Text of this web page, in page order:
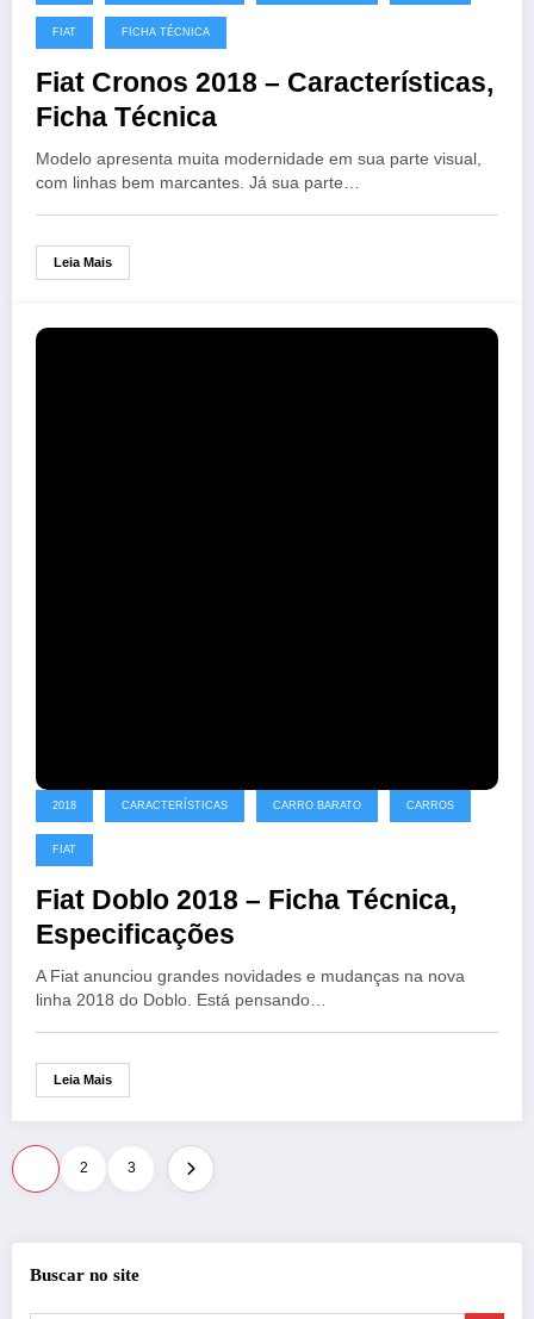
FIAT FICHA TÉCNICA
Fiat Cronos 2018 – Características,
Ficha Técnica
Modelo apresenta muita modernidade em sua parte visual,
com linhas bem marcantes. Já sua parte…
Leia Mais
2018 CARACTERÍSTICAS CARRO BARATO CARROS
FIAT
Fiat Doblo 2018 – Ficha Técnica,
Especificações
A Fiat anunciou grandes novidades e mudanças na nova
linha 2018 do Doblo. Está pensando…
Leia Mais
Paginação
de
posts
2 3
Buscar no site